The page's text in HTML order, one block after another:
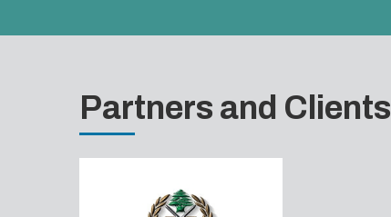
Partners and Clients